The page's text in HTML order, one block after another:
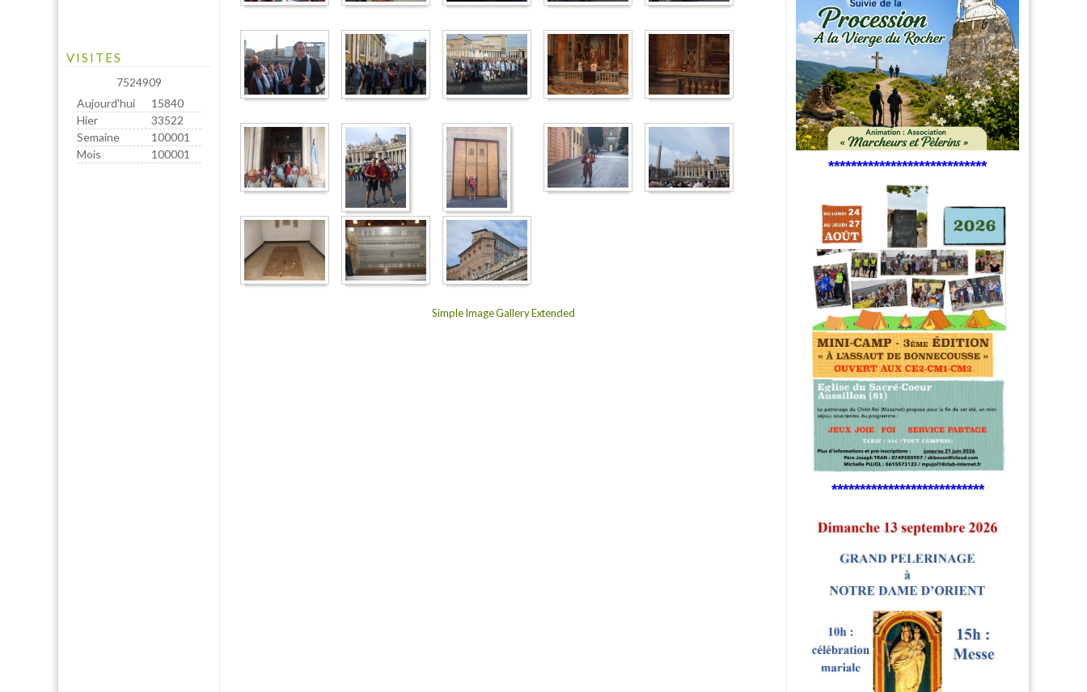
Simple Image Gallery Extended
VISITES
7524909
Aujourd'hui
15840
Hier
33522
Semaine
100001
Mois
100001
****************************
***************************